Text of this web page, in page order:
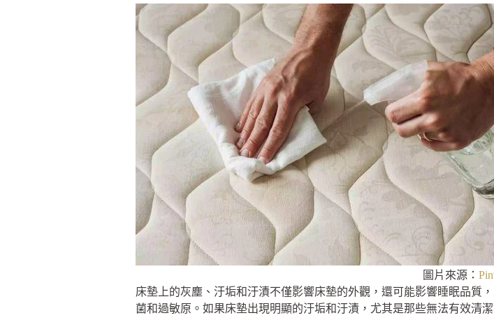
圖片來源：
床墊上的灰塵、汙垢和汙漬不僅影響床墊的外觀，還可能影響睡眠品質
菌和過敏原。如果床墊出現明顯的汙垢和汙漬，尤其是那些無法有效清